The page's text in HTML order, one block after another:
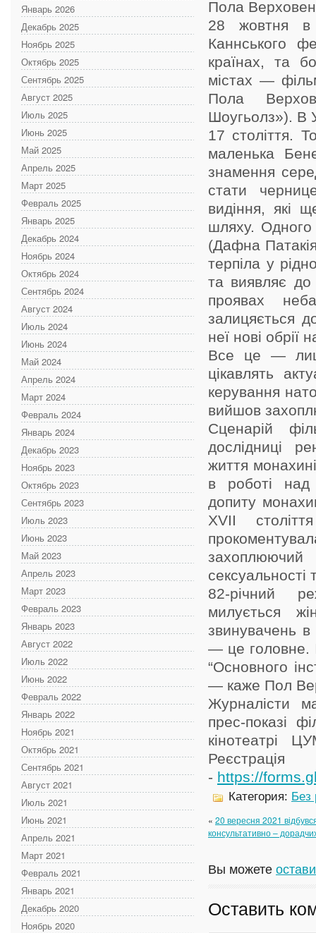
Январь 2026
Декабрь 2025
Ноябрь 2025
Октябрь 2025
Сентябрь 2025
Август 2025
Июль 2025
Июнь 2025
Май 2025
Апрель 2025
Март 2025
Февраль 2025
Январь 2025
Декабрь 2024
Ноябрь 2024
Октябрь 2024
Сентябрь 2024
Август 2024
Июль 2024
Июнь 2024
Май 2024
Апрель 2024
Март 2024
Февраль 2024
Январь 2024
Декабрь 2023
Ноябрь 2023
Октябрь 2023
Сентябрь 2023
Июль 2023
Июнь 2023
Май 2023
Апрель 2023
Март 2023
Февраль 2023
Январь 2023
Август 2022
Июль 2022
Июнь 2022
Февраль 2022
Январь 2022
Ноябрь 2021
Октябрь 2021
Сентябрь 2021
Август 2021
Июль 2021
Июнь 2021
Апрель 2021
Март 2021
Февраль 2021
Январь 2021
Декабрь 2020
Ноябрь 2020
Пола
28 жовтня в
Каннського
країнах, та
містах —
Пола
Шоугьолз»). В
17 століття.
маленька
знамення
стати
видіння, які
шляху.
(Дафна
терпіла у
та виявляє до
проявах
залицяється
неї нові
Все це —
цікавлять
керування
вийшов
Сценарій
дослідниці
життя
в роботі над
допиту
ХVII
захоплюючий
сексуальності
82-річний
милується
звинувачень в
— це головне.
“Основного
— каже Пол
Журналісти
прес-показі
кінотеатрі
- https://
Категория: Без
« 20 вересня 2021
консультативно –
Вы можете
Оставить